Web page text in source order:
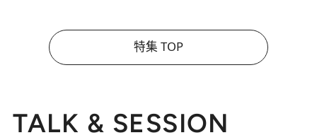
特集 TOP
TALK & SESSION